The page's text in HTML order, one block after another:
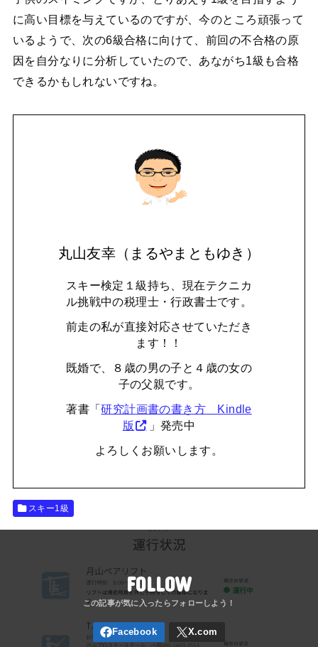
に高い目標を与えているのですが、今のところ頑張って
いるようで、次の6級合格に向けて、前回の不合格の原
因を自分なりに分析していたので、あながち1級も合格
できるかもしれないですね。
丸山友幸（まるやまともゆき）
スキー検定１級持ち、現在テクニカ
ル挑戦中の税理士・行政書士です。
前走の私が直接対応させていただき
ます！！
既婚で、８歳の男の子と４歳の女の
子の父親です。
著書「研究計画書の書き方 Kindle
版
」発売中
よろしくお願いします。
スキー1級
FOLLOW